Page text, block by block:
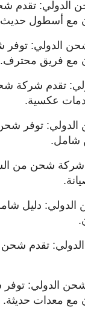
الدولي: تقدم
مع أسطول
الدولي:
مع فريق محترف.
تقدم شركة
عكسية.
الدولي: توفر
شامل.
شركة شحن من
الدولي: دليل
تقدم شحن
الدولي:
مع معدات حديثة.